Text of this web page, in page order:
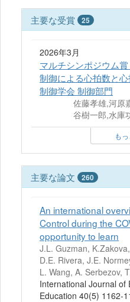
主要な受賞 25
2026年3月
マルチシンポジウム
制御による心拍数と
制御学会 制御部門
佐藤孝雄,河原
谷樹一郎,水庫
も
主要な論文 260
An international
Control during the
opportunity to learn
J.L. Guzman,
D.E. Rivera, J.E.
L. Wang, A. Serbezov,
International Journal of
Education 40(5) 1162-